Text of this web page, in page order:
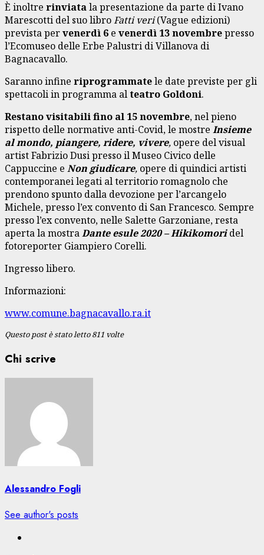
È inoltre rinviatala presentazione da parte di Ivano
Marescotti del suo libroFatti veri(Vague edizioni)
prevista pervenerdì 6 e venerdì 13 novembrepresso
l’Ecomuseo delle Erbe Palustri di Villanova di
Bagnacavallo.
Saranno infine riprogrammatele date previste per gli
spettacoli in programma alteatro Goldoni.
Restano visitabili fino al 15 novembre, nel pieno
rispetto delle normative anti-Covid, le mostre Insieme
al mondo, piangere, ridere, vivere, opere del visual
artist Fabrizio Dusi presso il Museo Civico delle
Cappuccine e Non giudicare, opere di quindici artisti
contemporanei legati al territorio romagnolo che
prendono spunto dalla devozione per l’arcangelo
Michele, presso l’ex convento di San Francesco. Sempre
presso l’ex convento, nelle Salette Garzoniane, resta
aperta la mostraDante esule 2020 –Hikikomori del
fotoreporter Giampiero Corelli.
Ingresso libero.
Informazioni:
www.comune.bagnacavallo.ra.it
Questo post è stato letto 811 volte
Chi scrive
Alessandro Fogli
See author's posts